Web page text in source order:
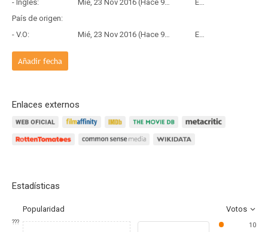
- Inglés:
Mié, 23 Nov 2016 (Hace 9 años y 8 meses)
Estreno
País de origen:
- V.O:
Mié, 23 Nov 2016 (Hace 9 años y 8 meses) Estreno
Añadir fecha
Enlaces externos
Estadísticas
Popularidad Votos
???
10